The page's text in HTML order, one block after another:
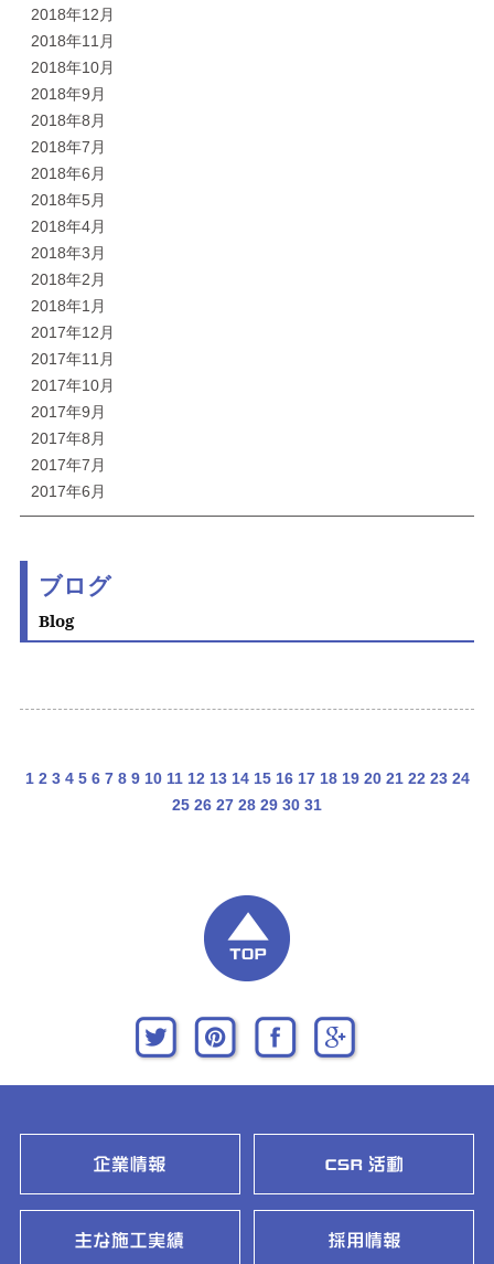
2018年12月
2018年11月
2018年10月
2018年9月
2018年8月
2018年7月
2018年6月
2018年5月
2018年4月
2018年3月
2018年2月
2018年1月
2017年12月
2017年11月
2017年10月
2017年9月
2017年8月
2017年7月
2017年6月
ブログ
Blog
1 2 3 4 5 6 7 8 9 10 11 12 13 14 15 16 17 18 19 20 21 22 23 24
25 26 27 28 29 30 31